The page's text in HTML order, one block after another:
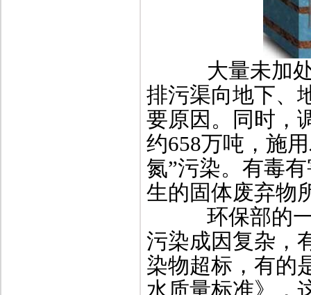
大量未加处
排污渠向地下、
要原因。同时，
约658万吨，施
氮”污染。有毒
生的固体废弃物
环保部的一
污染成因复杂，
染物超标，有的
水质量标准》，